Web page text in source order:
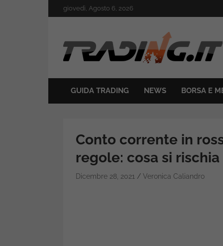
to
giovedì, Agosto 6, 2026
Trading.it
GUIDA TRADING NEWS BORSA E
Conto corrente in
regole: cosa si
Dicembre 28, 2021 Veronica Caliandro